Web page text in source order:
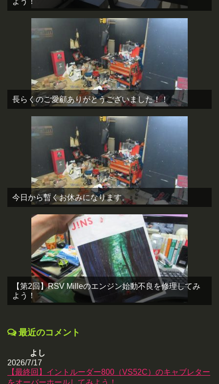
長らくのご愛顧ありがとうございました！！
今日から暫くお休みになります。
【第2回】RSV Milleのエンジン始動不良を修理してみ
よう！
最近のコメント
よし
2026/7/17
【最終回】イントルーダー800（VS52C）のキャブレター
をオーバーホールしてみよう！